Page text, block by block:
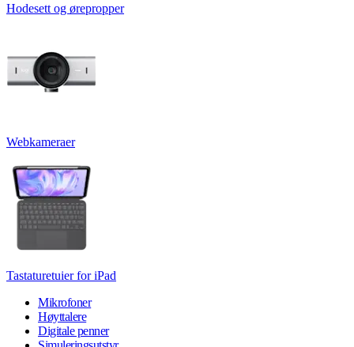
Hodesett og ørepropper
Webkameraer
Tastaturetuier for iPad
Mikrofoner
Høyttalere
Digitale penner